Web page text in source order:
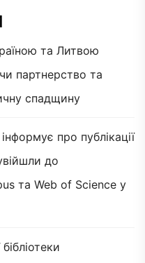
та Литвою
партнерство та
спадщину
про публікації
до
та Web of Science у